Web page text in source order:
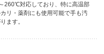
260℃対応しており、特に高温部
リ・薬剤にも使用可能で手も汚
ます。